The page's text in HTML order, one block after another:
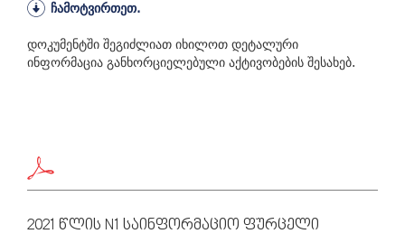
ჩამოტვირთეთ.
დოკუმენტში შეგიძლიათ იხილოთ დეტალური
ინფორმაცია განხორციელებული აქტივობების შესახებ.
2021 Წლის N1 Საინფორმაციო Ფურცელი